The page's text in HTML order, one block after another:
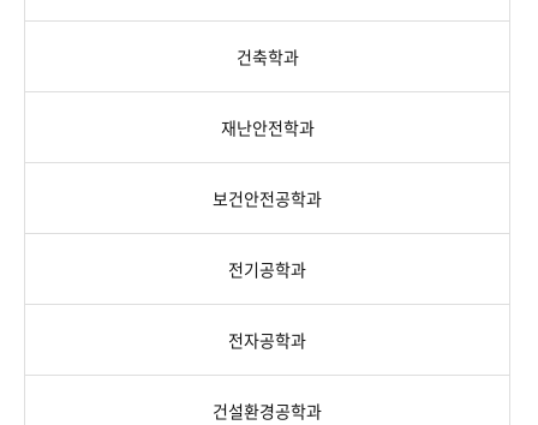
건축학과
재난안전학과
보건안전공학과
전기공학과
전자공학과
건설환경공학과